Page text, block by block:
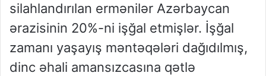
silahlandırılan ermənilər Azərbaycan
ərazisinin 20%-ni işğal etmişlər. İşğal
zamanı yaşayış məntəqələri dağıdılmış,
dinc əhali amansızcasına qətlə